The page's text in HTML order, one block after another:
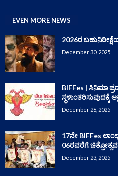
EVEN MORE NEWS
2026ರ
December 30, 2025
BIFFes | ಸಿನಿಮಾ
ಸ್ಥಳಾಂತರಿಸುವುದಕ್ಕೆ
December 26, 2025
17ನೇ BIFFes
06ರವರೆಗೆ ಚಿತ್ರೋತ್ಸವ
December 23, 2025